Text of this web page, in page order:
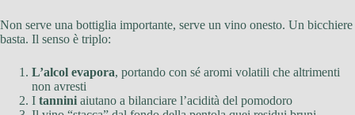
Non serve una bottiglia importante, serve un vino onesto. Un bicchiere
basta. Il senso è triplo:
L’alcol evapora, portando con sé aromi volatili che altrimenti
non avresti
I tannini aiutano a bilanciare l’acidità del pomodoro